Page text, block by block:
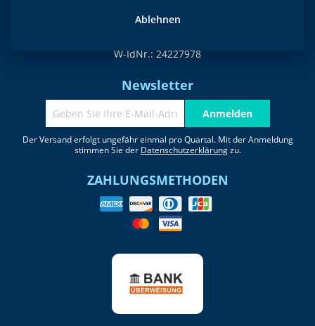
Telefon CZ +420 739 323 542
W-IdNr.: 24227978
Newsletter
Anmelden
Der Versand erfolgt ungefähr einmal pro Quartal. Mit der Anmeldung
stimmen Sie der Datenschutzerklärungzu.
ZAHLUNGSMETHODEN
Ablehnen